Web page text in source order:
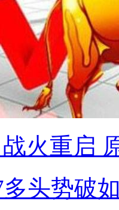
火重启
头势破